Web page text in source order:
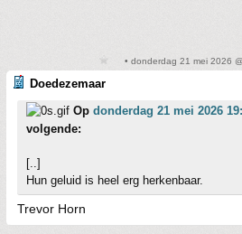
• donderdag 21 mei 2026
Doedezemaar
Op donderdag 21 mei 2026
volgende:
[..]
Hun geluid is heel erg herkenbaar.
Trevor Horn